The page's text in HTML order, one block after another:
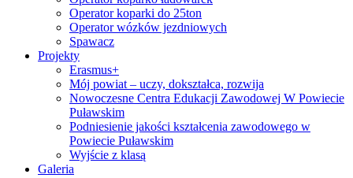
Operator koparki do 25ton
Operator wózków jezdniowych
Spawacz
Projekty
Erasmus+
Mój powiat – uczy, dokształca, rozwija
Nowoczesne Centra Edukacji Zawodowej W Powiecie
Puławskim
Podniesienie jakości kształcenia zawodowego w
Powiecie Puławskim
Wyjście z klasą
Galeria